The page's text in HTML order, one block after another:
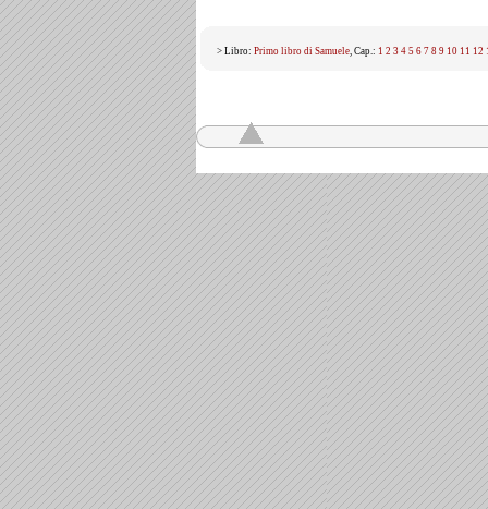
> Libro: Primo libro di Samuele, Cap.: 1 2 3 4 5 6 7 8 9 10 11 12